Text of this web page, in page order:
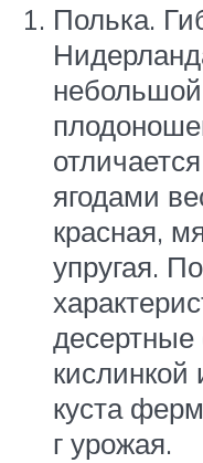
Полька.
ягодами
красная,
упругая.
куста
г урожая.